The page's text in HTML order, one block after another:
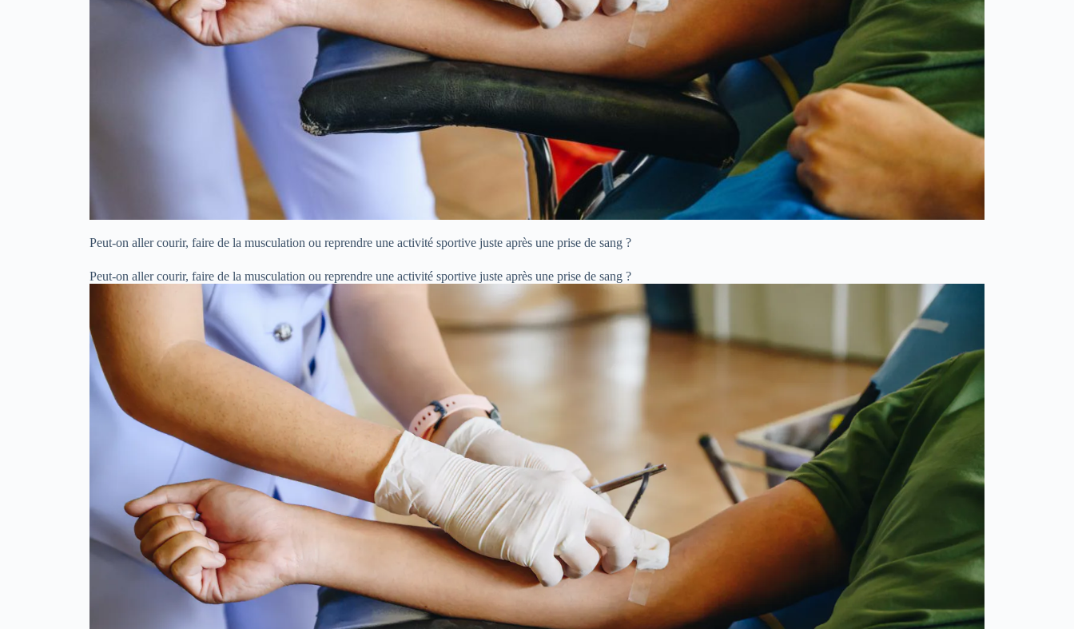
Peut-on aller courir, faire de la musculation ou reprendre une activité sportive juste après une prise de sang ?
Peut-on aller courir, faire de la musculation ou reprendre une activité sportive juste après une prise de sang ?